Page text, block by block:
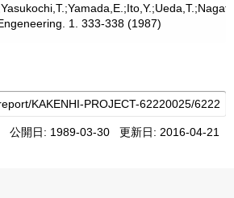
1. 333-338 (1987)
公開日: 1989-03-30 更新日: 2016-04-21